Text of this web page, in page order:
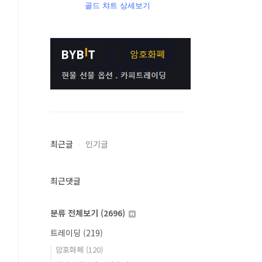
골드 챠트 상세보기
최근글 인기글
최근댓글
분류 전체보기 (2696)
트레이딩 (219)
암호화폐 (120)